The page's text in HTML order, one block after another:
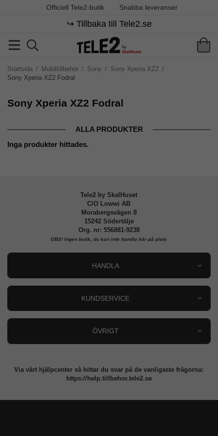
Officiell Tele2-butik Snabba leveranser
↪️ Tillbaka till Tele2.se
Startsida / Mobiltillbehör / Sony / Sony Xperia XZ2 /
Sony Xperia XZ2 Fodral
Sony Xperia XZ2 Fodral
ALLA PRODUKTER
Inga produkter hittades.
Tele2 by SkalHuset
C/O Lowwi AB
Morabergsvägen 8
15242 Södertälje
Org. nr: 556881-9238
OBS! Ingen butik, du kan inte handla här på plats
HANDLA
KUNDSERVICE
ÖVRIGT
Integritetspolicy
Via vårt hjälpcenter så hittar du svar på de vanligaste frågorna:
https://help.tillbehor.tele2.se